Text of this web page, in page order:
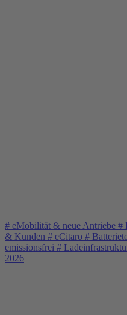
# eMobilität & neue Antriebe #
& Kunden # eCitaro #
emissionsfrei #
2026